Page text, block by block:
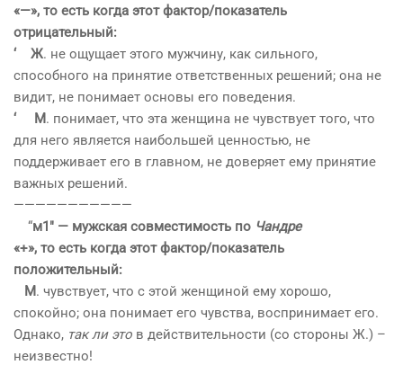
«—», то есть когда этот фактор/показатель
отрицательный:
‘ Ж. не ощущает этого мужчину, как сильного,
способного на принятие ответственных решений; она не
видит, не понимает основы его поведения.
‘ М. понимает, что эта женщина не чувствует того, что
для него является наибольшей ценностью, не
поддерживает его в главном, не доверяет ему принятие
важных решений.
———————————
“м1″ — мужская совместимость по Чандре
«+», то есть когда этот фактор/показатель
положительный:
М. чувствует, что с этой женщиной ему хорошо,
спокойно; она понимает его чувства, воспринимает его.
Однако, так ли это в действительности (со стороны Ж.) –
неизвестно!